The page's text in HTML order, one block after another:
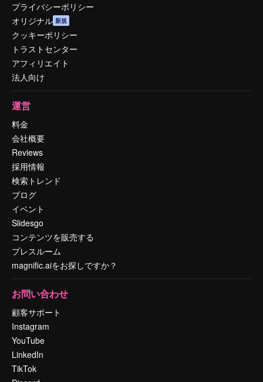
プライバシーポリシー
オリジナル 新規
クッキーポリシー
トラストセンター
アフィリエイト
法人向け
運営
料金
会社概要
Reviews
採用情報
検索トレンド
ブログ
イベント
Slidesgo
コンテンツを販売する
プレスルーム
magnific.aiをお探しですか？
お問い合わせ
顧客サポート
Instagram
YouTube
LinkedIn
TikTok